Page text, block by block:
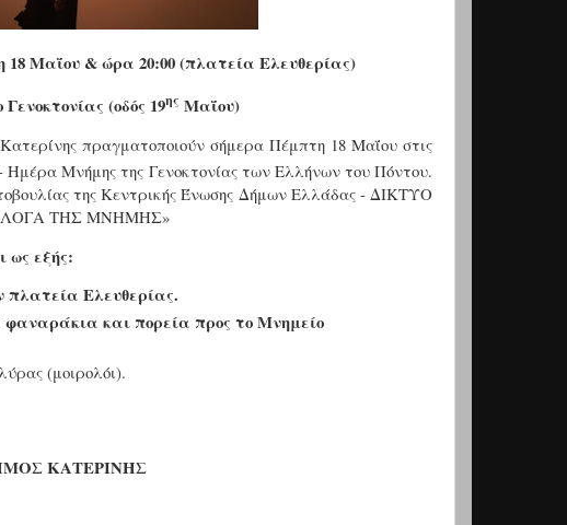
Μαΐου & ώρα 20:00 (πλατεία Ελευθερίας)
(οδός 19ης Μαΐου)
πραγματοποιούν σήμερα Πέμπτη 18 Μαΐουστις
Ημέρα Μνήμης της Γενοκτονίας των Ελλήνων του Πόντου.
της Κεντρικής Ένωσης Δήμων Ελλάδας - ΔΙΚΤΥΟ
ΤΗΣ ΜΝΗΜΗΣ»
ως εξής:
πλατεία Ελευθερίας.
φαναράκια και πορεία προς το Μνημείο
(μοιρολόι).
ΚΑΤΕΡΙΝΗΣ